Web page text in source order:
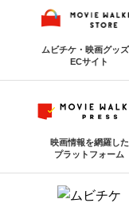
ムビチケ・映画グッ
ECサイト
映画情報を網羅した
プラットフォーム